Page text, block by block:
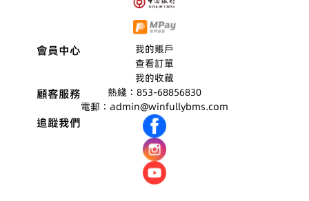
會員中心
我的賬戶
查看訂單
我的收藏
顧客服務
熱綫：853-68856830
電郵：admin@winfullybms.com
追蹤我們